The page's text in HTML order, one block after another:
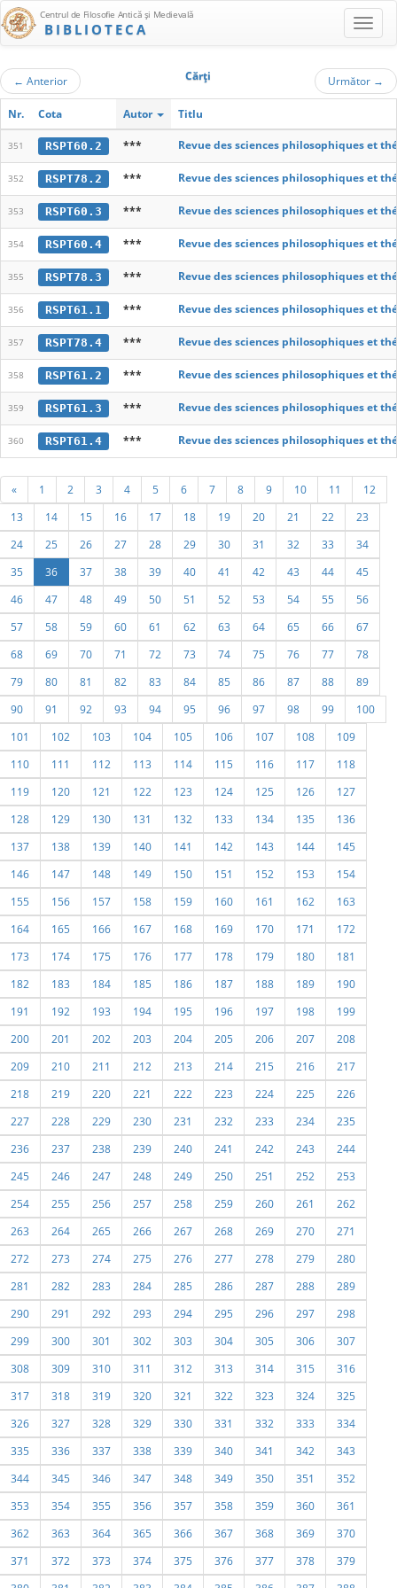
Centrul de Filosofie Antică şi Medievală
BIBLIOTECA
← Anterior Cărţi Următor →
Nr. Cota Autor Titlu
351 RSPT60.2 *** Revue des sciences philosophiques et
352 RSPT78.2 *** Revue des sciences philosophiques et
353 RSPT60.3 *** Revue des sciences philosophiques et
354 RSPT60.4 *** Revue des sciences philosophiques et
355 RSPT78.3 *** Revue des sciences philosophiques et
356 RSPT61.1 *** Revue des sciences philosophiques et
357 RSPT78.4 *** Revue des sciences philosophiques et
358 RSPT61.2 *** Revue des sciences philosophiques et
359 RSPT61.3 *** Revue des sciences philosophiques et
360 RSPT61.4 *** Revue des sciences philosophiques et
« 1 2 3 4 5 6 7 8 9 10 11
12
13
14 15 16 17 18 19 20 21 22
23
24
25 26 27 28 29 30 31 32 33
34
35
36 37 38 39 40 41 42 43 44
45
46
47 48 49 50 51 52 53 54 55
56
57
58 59 60 61 62 63 64 65 66
67
68
69 70 71 72 73 74 75 76 77
78
79
80 81 82 83 84 85 86 87 88
89
90
91 92 93 94 95 96 97 98 99
100
101
102 103 104 105 106 107 108
109
110
111 112 113 114 115 116 117
118
119
120 121 122 123 124 125 126
127
128
129 130 131 132 133 134 135
136
137
138 139 140 141 142 143 144
145
146
147 148 149 150 151 152 153
154
155
156 157 158 159 160 161 162
163
164
165 166 167 168 169 170 171
172
173
174 175 176 177 178 179 180
181
182
183 184 185 186 187 188 189
190
191
192 193 194 195 196 197 198
199
200
201 202 203 204 205 206 207
208
209
210 211 212 213 214 215 216
217
218
219 220 221 222 223 224 225
226
227
228 229 230 231 232 233 234
235
236
237 238 239 240 241 242 243
244
245
246 247 248 249 250 251 252
253
254
255 256 257 258 259 260 261
262
263
264 265 266 267 268 269 270
271
272
273 274 275 276 277 278 279
280
281
282 283 284 285 286 287 288
289
290
291 292 293 294 295 296 297
298
299
300 301 302 303 304 305 306
307
308
309 310 311 312 313 314 315
316
317
318 319 320 321 322 323 324
325
326
327 328 329 330 331 332 333
334
335
336 337 338 339 340 341 342
343
344
345 346 347 348 349 350 351
352
353
354 355 356 357 358 359 360
361
362
363 364 365 366 367 368 369
370
371
372 373 374 375 376 377 378
379